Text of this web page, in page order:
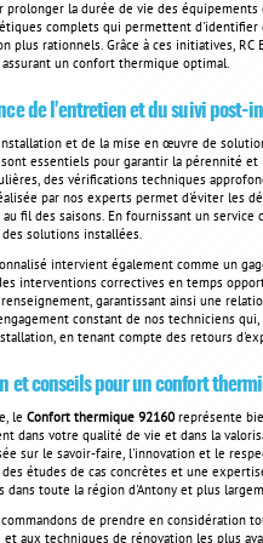
prolonger la durée de vie des
complets qui permettent d'identifier
plus rationnels. Grâce à ces initiatives,
un confort thermique optimal.
de l'entretien et du suivi post-
et de la mise en œuvre de
essentiels pour garantir la pérennité et
des vérifications techniques
par nos experts permet d'éviter les
fil des saisons. En fournissant un
solutions installées.
intervient également comme un
interventions correctives en temps
garantissant ainsi une
constant de nos techniciens
en tenant compte des retours
et conseils pour un confort
leConfort thermique 92160représente
dans votre qualité de vie et dans la
sur le savoir-faire, l'innovation et le
études de cas concrètes et une
dans toute la région d'Antony et plus
de prendre en considération
et aux techniques de rénovation les plus